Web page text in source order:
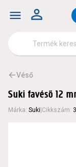
Véső
Suki favéső 12
Márka: Suki Cikkszám: